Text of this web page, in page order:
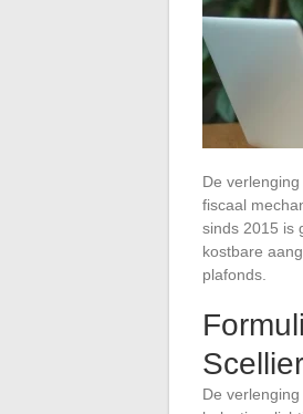
De
fiscaal
sinds 2015 is
kostbare
plafonds.
De